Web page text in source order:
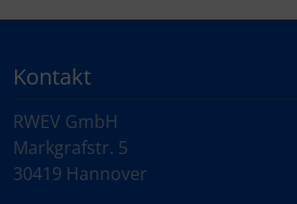
Kontakt
RWEV GmbH
Markgrafstr. 5
30419 Hannover